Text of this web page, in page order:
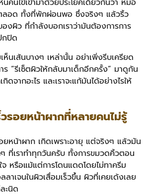
คนไข้เข้ามาด้วยประโยคเดียวกันว่า หมอ
ลอด ทั้งที่พักผ่อนพอ ซึ่งจริงๆ แล้วริ้ว
งผิว ที่กำลังบอกเราว่ามันต้องการการ
กปิด
ห็นเส้นบางๆ เหล่านั้น อย่าเพิ่งรีบเครียด
“รีเซ็ตผิวให้กลับมาเด็กอีกครั้ง” มาดูกัน
ดจากอะไร และเราจะแก้มันได้อย่างไรให้
รอยหน้าผากที่หลายคนไม่รู้
ยหน้าผาก เกิดเพราะอายุ แต่จริงๆ แล้วมัน
ที่เราทำทุกวันครับ ทั้งการขมวดคิ้วตอน
หรือแม้แต่การโดนแดดโดยไม่ทาครีม
าเจนในผิวเสื่อมเร็วขึ้น ผิวที่เคยเด้งเลย
ะนิด